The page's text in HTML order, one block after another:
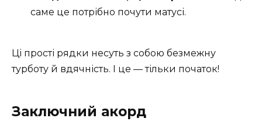
саме це потрібно почути матусі.
Ці прості рядки несуть з собою безмежну
турботу й вдячність. І це — тільки початок!
Заключний акорд